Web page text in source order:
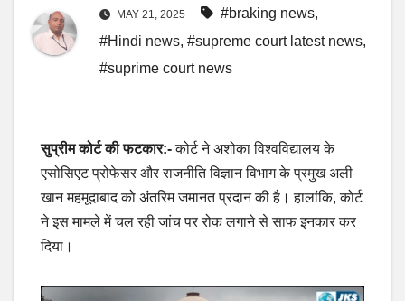
MAY 21, 2025 #braking news,
#Hindi news, #supreme court latest news,
#suprime court news
सुप्रीम कोर्ट की फटकार:-कोर्ट ने अशोका विश्वविद्यालय के
एसोसिएट प्रोफेसर और राजनीति विज्ञान विभाग के प्रमुख अली
खान महमूदाबाद को अंतरिम जमानत प्रदान की है। हालांकि, कोर्ट
ने इस मामले में चल रही जांच पर रोक लगाने से साफ इनकार कर
दिया।